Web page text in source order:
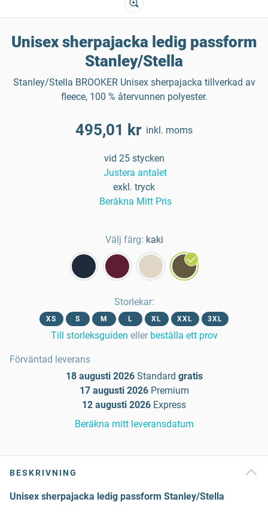
Unisex sherpajacka ledig passform
Stanley/Stella
Stanley/Stella BROOKER Unisex sherpajacka tillverkad av
fleece, 100 % återvunnen polyester.
495,01 kr inkl. moms
vid 25 stycken
Justera antalet
exkl. tryck
Beräkna Mitt Pris
Välj färg: kaki
Storlekar:
XS S M L XL XXL 3XL
Till storleksguiden eller beställa ett prov
Förväntad leverans
18 augusti 2026 Standard gratis
17 augusti 2026 Premium
12 augusti 2026 Express
Beräkna mitt leveransdatum
BESKRIVNING
Unisex sherpajacka ledig passform Stanley/Stella